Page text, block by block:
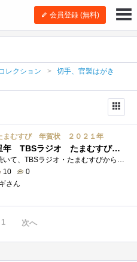
会員登録 (無料)
レクション
切手、官製はがき
まむすび 年賀状 ２０２１年
令和３年 丑年 TBSラジオ たまむすびから届いた年賀状
２０１７年に続いて、TBSラジオ・たまむすびから年賀状をいただきました うれし〜 前は写真がはめ込まれていたけど、ピエール瀧さんや安東�...
10
0
さん
1 次へ